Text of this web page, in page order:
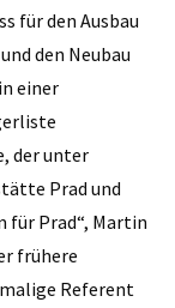
für den Ausbau
den Neubau
einer
der unter
Prad und
für Prad“, Martin
frühere
Referent